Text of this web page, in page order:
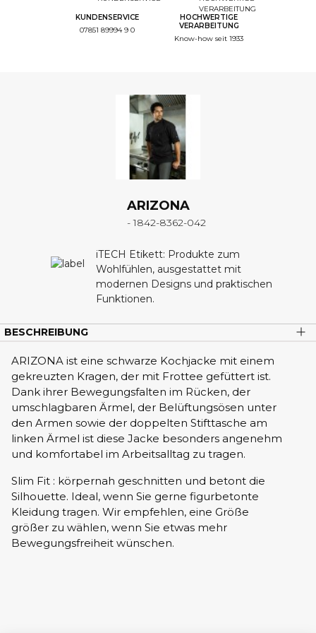
Step Color Broderie
Step Recap
Schwarz
LIEFERZEIT
5 Wochen
KUNDENSERVICE
07851 89994 9 0
HOCHWERTIGE
VERARBEITUNG
Know-how seit 1933
ARIZONA
- 1842-8362-042
iTECH Etikett: Produkte zum
Wohlfühlen, ausgestattet mit
modernen Designs und praktischen
Funktionen.
BESCHREIBUNG
ARIZONA ist eine schwarze Kochjacke mit einem
gekreuzten Kragen, der mit Frottee gefüttert ist.
Dank ihrer Bewegungsfalten im Rücken, der
umschlagbaren Ärmel, der Belüftungsösen unter
den Armen sowie der doppelten Stifttasche am
linken Ärmel ist diese Jacke besonders angenehm
und komfortabel im Arbeitsalltag zu tragen.
Slim Fit : körpernah geschnitten und betont die
Silhouette. Ideal, wenn Sie gerne figurbetonte
Kleidung tragen. Wir empfehlen, eine Größe
größer zu wählen, wenn Sie etwas mehr
Bewegungsfreiheit wünschen.